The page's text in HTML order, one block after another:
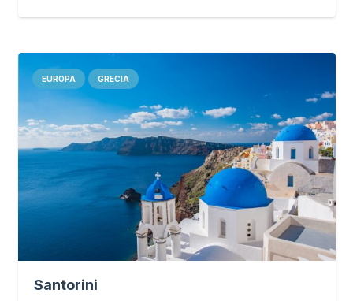
EUROPA GRECIA
Santorini